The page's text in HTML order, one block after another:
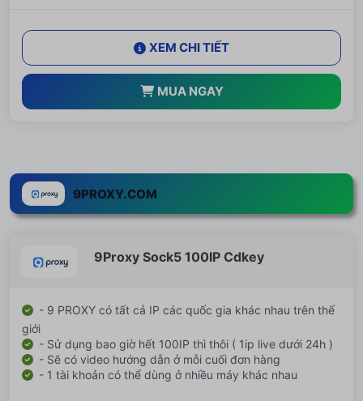
XEM CHI TIẾT
MUA NGAY
9PROXY.COM
9Proxy Sock5 100IP Cdkey
- 9 PROXY có tất cả IP các quốc gia khác nhau trên thế
giới
- Sử dụng bao giờ hết 100IP thì thôi ( 1ip live dưới 24h )
- Sẽ có video hướng dẫn ở mỗi cuối đơn hàng
- 1 tài khoản có thể dùng ở nhiều máy khác nhau